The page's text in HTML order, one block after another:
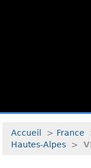
Accueil > France
Hautes-Alpes
>